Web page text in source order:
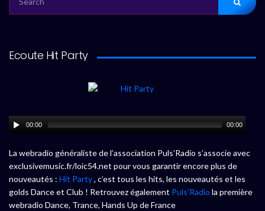
FOR:
Ecoute Hit Party
00:00 00:00
La webradio généraliste de l’association Puls’Radio s’associe avec
exclusivemusic.fr/loic54.net pour vous garantir encore plus de
nouveautés : Hit Party, c’est tous les hits, les nouveautés et les
golds Dance et Club ! Retrouvez également Puls’Radio la première
webradio Dance, Trance, Hands Up de France